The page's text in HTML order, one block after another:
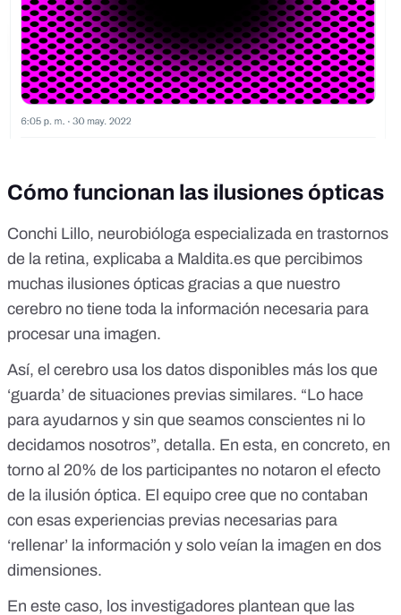
Cómo funcionan las ilusiones ópticas
Conchi Lillo, neurobióloga especializada en trastornos
de la retina, explicaba a Maldita.es que percibimos
muchas ilusiones ópticas gracias a que nuestro
cerebro no tiene toda la información necesaria para
procesar una imagen.
Así, el cerebro usa los datos disponibles más los que
‘guarda’ de situaciones previas similares. “Lo hace
para ayudarnos y sin que seamos conscientes ni lo
decidamos nosotros”, detalla. En esta, en concreto, en
torno al 20% de los participantes no notaron el efecto
de la ilusión óptica. El equipo cree que no contaban
con esas experiencias previas necesarias para
‘rellenar’ la información y solo veían la imagen en dos
dimensiones.
En este caso, los investigadores plantean que las